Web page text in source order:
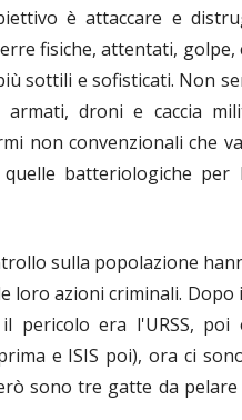
è attaccare e
fisiche, attentati, golpe,
sottili e sofisticati. Non
droni e caccia
non convenzionali che
batteriologiche per
sulla popolazione
loro azioni criminali. Dopo
pericolo era l'URSS,
e ISIS poi), ora ci
sono tre gatte da